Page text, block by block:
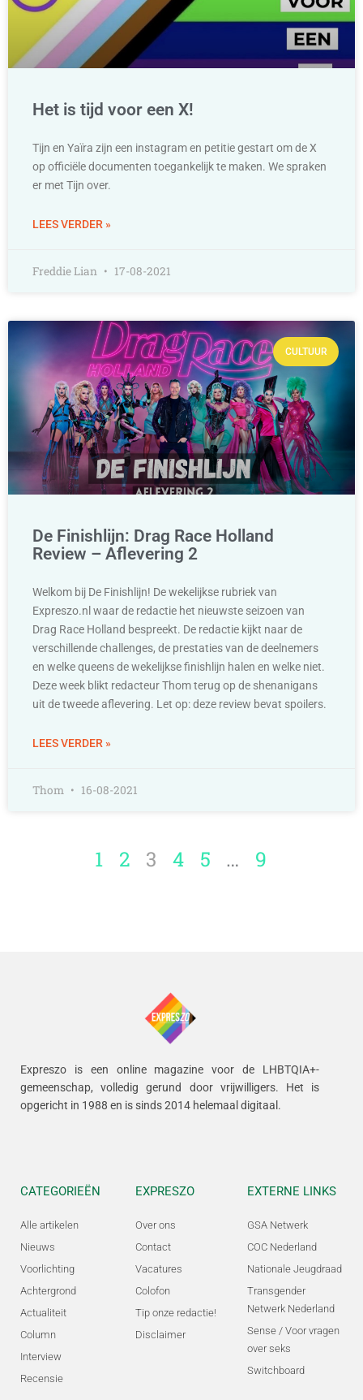
Het is tijd voor een X!
Tijn en Yaïra zijn een instagram en petitie gestart om de X
op officiële documenten toegankelijk te maken. We spraken
er met Tijn over.
LEES VERDER »
Freddie Lian 17-08-2021
CULTUUR
De Finishlijn: Drag Race Holland
Review – Aflevering 2
Welkom bij De Finishlijn! De wekelijkse rubriek van
Expreszo.nl waar de redactie het nieuwste seizoen van
Drag Race Holland bespreekt. De redactie kijkt naar de
verschillende challenges, de prestaties van de deelnemers
en welke queens de wekelijkse finishlijn halen en welke niet.
Deze week blikt redacteur Thom terug op de shenanigans
uit de tweede aflevering. Let op: deze review bevat spoilers.
LEES VERDER »
Thom 16-08-2021
1 2 3 4 5 … 9
Expreszo is een online magazine voor de LHBTQIA+-
gemeenschap, volledig gerund door vrijwilligers. Het is
opgericht in 1988 en is sinds 2014 helemaal digitaal.
CATEGORIEËN
Alle artikelen
Nieuws
Voorlichting
Achtergrond
Actualiteit
Column
Interview
Recensie
EXPRESZO
Over ons
Contact
Vacatures
Colofon
Tip onze redactie!
Disclaimer
EXTERNE LINKS
GSA Netwerk
COC Nederland
Nationale Jeugdraad
Transgender
Netwerk Nederland
Sense / Voor vragen
over seks
Switchboard